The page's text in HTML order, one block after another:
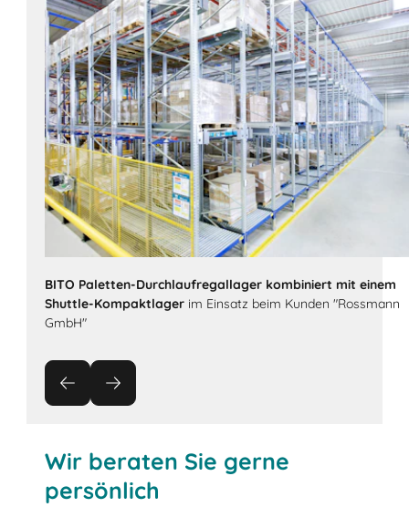
BITO Paletten-Durchlaufregallager kombiniert mit einem
Shuttle-Kompaktlager im Einsatz beim Kunden "Rossmann
GmbH"
Wir beraten Sie gerne
persönlich